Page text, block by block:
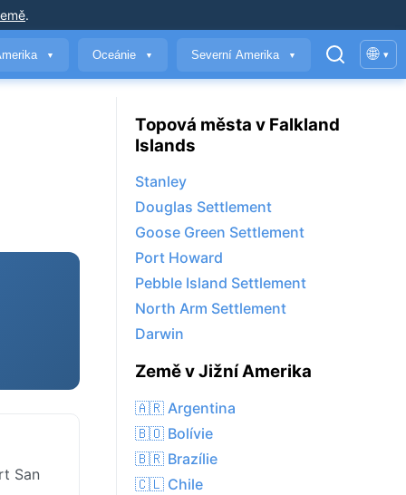
.
▼ Oceánie ▼ Severní Amerika ▼ 🌐 ▾
San
Topová města v Falkland
Islands
Stanley
Douglas Settlement
Goose Green Settlement
Port Howard
Pebble Island Settlement
North Arm Settlement
Darwin
Země v Jižní Amerika
🇦🇷 Argentina
🇧🇴 Bolívie
🇧🇷 Brazílie
🇨🇱 Chile